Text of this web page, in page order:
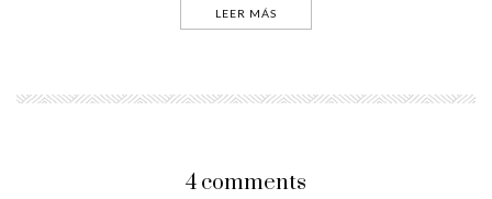
LEER MÁS
4 comments